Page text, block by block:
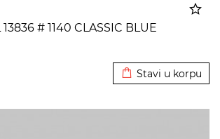
# 1140 CLASSIC BLUE
Stavi u korpu